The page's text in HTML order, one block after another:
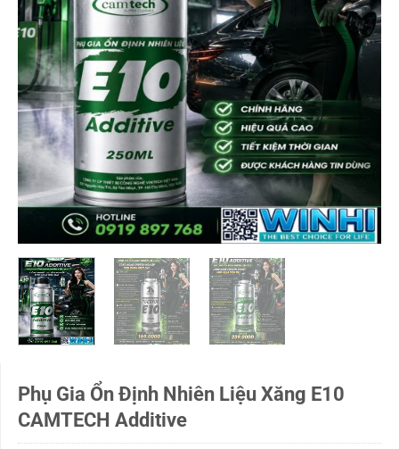
Phụ Gia Ổn Định Nhiên Liệu Xăng E10
CAMTECH Additive